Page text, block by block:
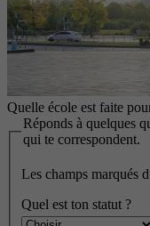
Quelle école est faite
Réponds à quelques
qui te correspondent.
Les champs marqués
Quel est ton statut ?